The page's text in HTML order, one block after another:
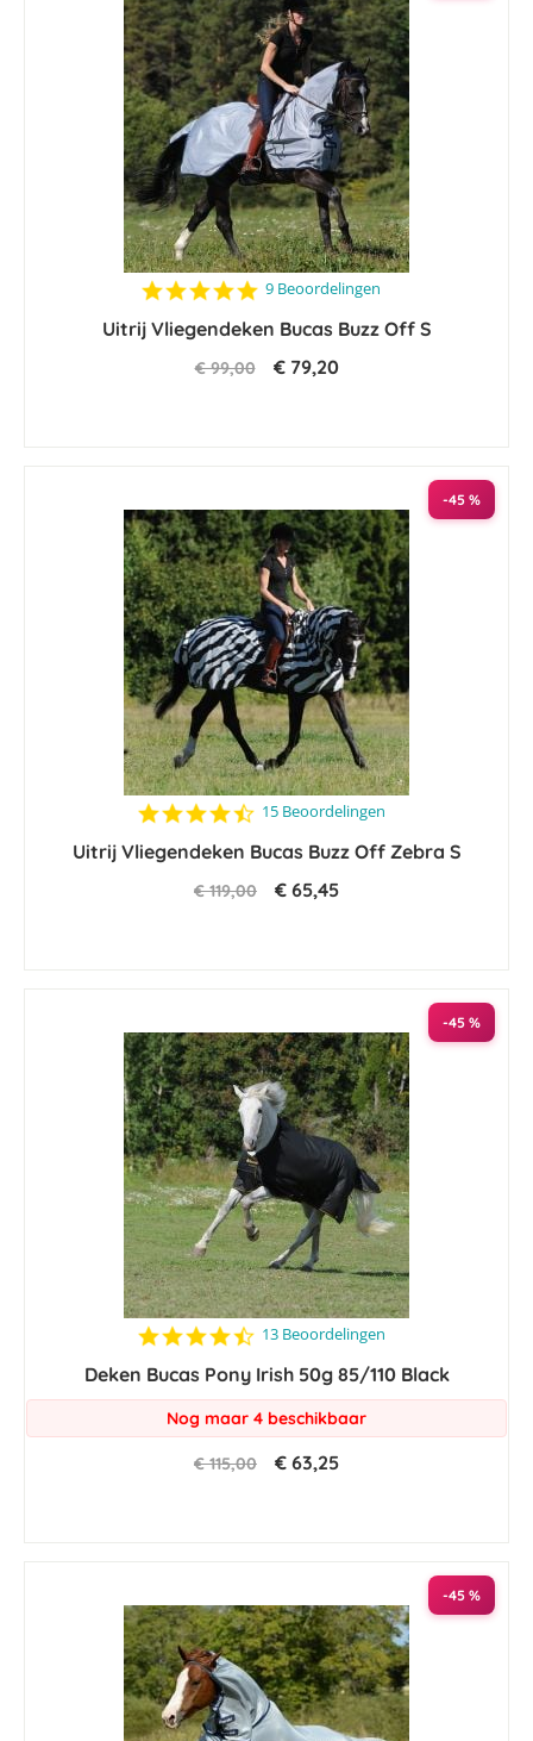
4.8
rating
9 Beoordelingen
Uitrij Vliegendeken Bucas Buzz Off S
€ 99,00 € 79,20
-45 %
4.5
rating
15 Beoordelingen
Uitrij Vliegendeken Bucas Buzz Off Zebra S
€ 119,00 € 65,45
-45 %
4.4
rating
13 Beoordelingen
Deken Bucas Pony Irish 50g 85/110 Black
Nog maar 4 beschikbaar
€ 115,00 € 63,25
-45 %